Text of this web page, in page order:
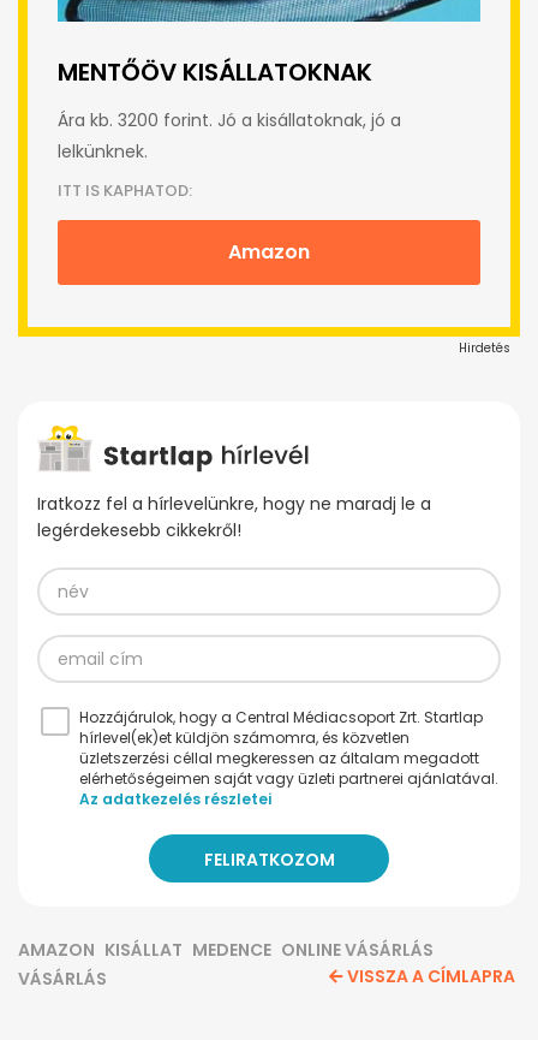
MENTŐÖV KISÁLLATOKNAK
Ára kb. 3200 forint. Jó a kisállatoknak, jó a
lelkünknek.
ITT IS KAPHATOD:
Amazon
Hirdetés
Iratkozz fel a hírlevelünkre, hogy ne maradj le a
legérdekesebb cikkekről!
Hozzájárulok, hogy a Central Médiacsoport Zrt. Startlap
hírlevel(ek)et küldjön számomra, és közvetlen
üzletszerzési céllal megkeressen az általam megadott
elérhetőségeimen saját vagy üzleti partnerei ajánlatával.
Az adatkezelés részletei
AMAZON KISÁLLAT MEDENCE ONLINE VÁSÁRLÁS
VÁSÁRLÁS
VISSZA A CÍMLAPRA